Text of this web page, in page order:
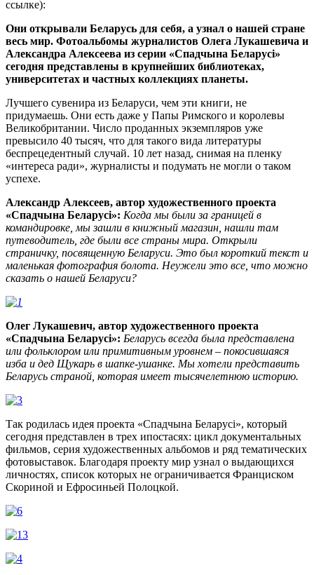
ссылке):
Они открывали Беларусь для себя, а узнал о нашей стране
весь мир. Фотоальбомы журналистов Олега Лукашевича и
Александра Алексеева из серии «Спадчына Беларусі»
сегодня представлены в крупнейших библиотеках,
университетах и частных коллекциях планеты.
Лучшего сувенира из Беларуси, чем эти книги, не
придумаешь. Они есть даже у Папы Римского и королевы
Великобритании. Число проданных экземпляров уже
превысило 40 тысяч, что для такого вида литературы
беспрецедентный случай. 10 лет назад, снимая на пленку
«интереса ради», журналисты и подумать не могли о таком
успехе.
Александр Алексеев, автор художественного проекта
«Спадчына Беларусі»: Когда мы были за границей в
командировке, мы зашли в книжный магазин, нашли там
путеводитель, где были все страны мира. Открыли
страничку, посвященную Беларуси. Это был короткий текст и
маленькая фотография болота. Неужели это все, что можно
сказать о нашей Беларуси?
Олег Лукашевич, автор художественного проекта
«Спадчына Беларусі»: Беларусь всегда была представлена
или фольклором или примитивным уровнем – покосившаяся
изба и дед Щукарь в шапке-ушанке. Мы хотели представить
Беларусь страной, которая имеет тысячелетнюю историю.
Так родилась идея проекта «Спадчына Беларусі», который
сегодня представлен в трех ипостасях: цикл документальных
фильмов, серия художественных альбомов и ряд тематических
фотовыставок. Благодаря проекту мир узнал о выдающихся
личностях, список которых не ограничивается Франциском
Скориной и Ефросиньей Полоцкой.